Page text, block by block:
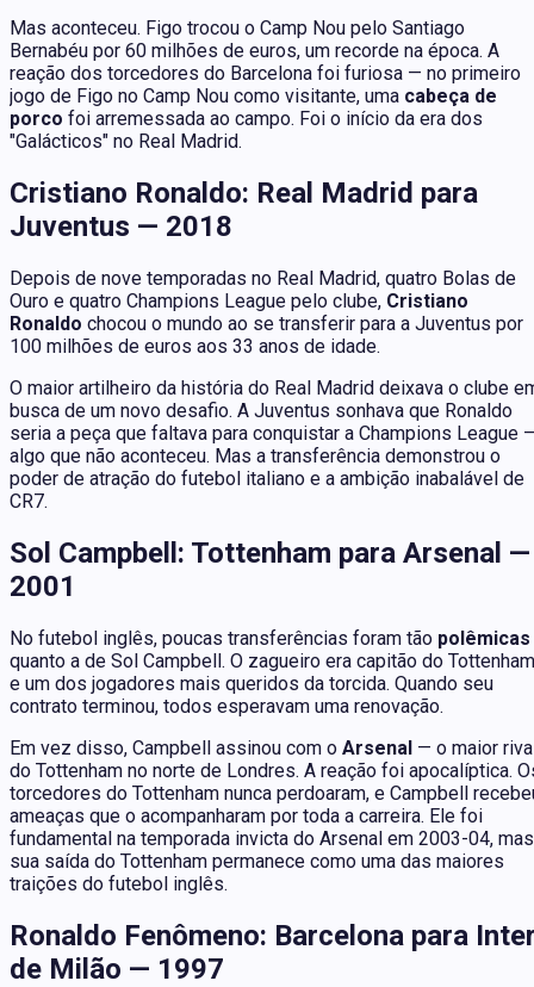
Mas aconteceu. Figo trocou o Camp Nou pelo Santiago
Bernabéu por 60 milhões de euros, um recorde na época. A
reação dos torcedores do Barcelona foi furiosa — no primeiro
jogo de Figo no Camp Nou como visitante, uma cabeça de
porco foi arremessada ao campo. Foi o início da era dos
"Galácticos" no Real Madrid.
Cristiano Ronaldo: Real Madrid para
Juventus — 2018
Depois de nove temporadas no Real Madrid, quatro Bolas de
Ouro e quatro Champions League pelo clube, Cristiano
Ronaldo chocou o mundo ao se transferir para a Juventus por
100 milhões de euros aos 33 anos de idade.
O maior artilheiro da história do Real Madrid deixava o clube
busca de um novo desafio. A Juventus sonhava que Ronaldo
seria a peça que faltava para conquistar a Champions League
algo que não aconteceu. Mas a transferência demonstrou o
poder de atração do futebol italiano e a ambição inabalável de
CR7.
Sol Campbell: Tottenham para Arsenal —
2001
No futebol inglês, poucas transferências foram tão polêmicas
quanto a de Sol Campbell. O zagueiro era capitão do Tottenham
e um dos jogadores mais queridos da torcida. Quando seu
contrato terminou, todos esperavam uma renovação.
Em vez disso, Campbell assinou com o Arsenal — o maior
do Tottenham no norte de Londres. A reação foi apocalíptica.
torcedores do Tottenham nunca perdoaram, e Campbell
ameaças que o acompanharam por toda a carreira. Ele foi
fundamental na temporada invicta do Arsenal em 2003-04, mas
sua saída do Tottenham permanece como uma das maiores
traições do futebol inglês.
Ronaldo Fenômeno: Barcelona para
de Milão — 1997